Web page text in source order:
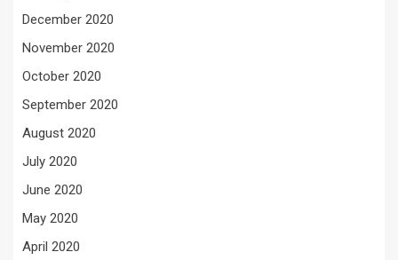
December 2020
November 2020
October 2020
September 2020
August 2020
July 2020
June 2020
May 2020
April 2020